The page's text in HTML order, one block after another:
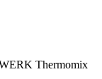
Thermomix